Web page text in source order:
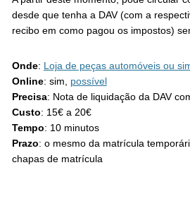
desde que tenha a DAV (com a
recibo em como pagou os impostos)
Onde: Loja de peças automóveis ou
Online: sim, possível
Precisa: Nota de liquidação da DAV
Custo: 15€ a 20€
Tempo: 10 minutos
Prazo: o mesmo da matrícula
chapas de matrícula